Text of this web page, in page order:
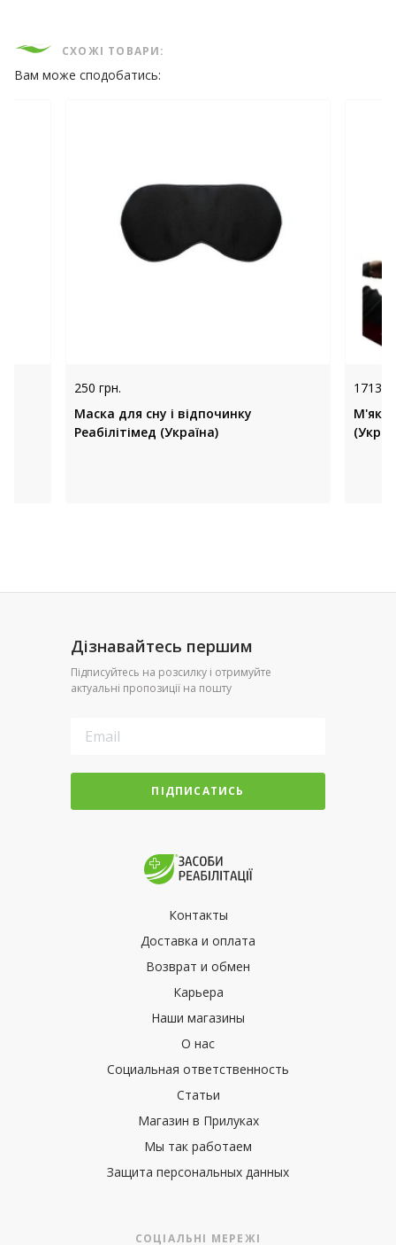
СХОЖІ ТОВАРИ:
Вам може сподобатись:
250 грн.
Маска для сну і відпочинку
Реабілітімед (Україна)
1713
М'які
Дізнавайтесь першим
Підписуйтесь на розсилку і отримуйте
актуальні пропозиції на пошту
ПІДПИСАТИСЬ
Контакты
Доставка и оплата
Возврат и обмен
Карьера
Наши магазины
О нас
Социальная ответственность
Статьи
Магазин в Прилуках
Мы так работаем
Защита персональных данных
СОЦІАЛЬНІ МЕРЕЖІ